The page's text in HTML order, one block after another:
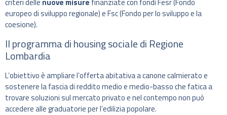
criteri delle nuove misure finanziate con fondi Fesr (Fondo
europeo di sviluppo regionale) e Fsc (Fondo per lo sviluppo e la
coesione).
Il programma di housing sociale di Regione
Lombardia
L’obiettivo è ampliare l’offerta abitativa a canone calmierato e
sostenere la fascia di reddito medio e medio-basso che fatica a
trovare soluzioni sul mercato privato e nel contempo non può
accedere alle graduatorie per l’edilizia popolare.